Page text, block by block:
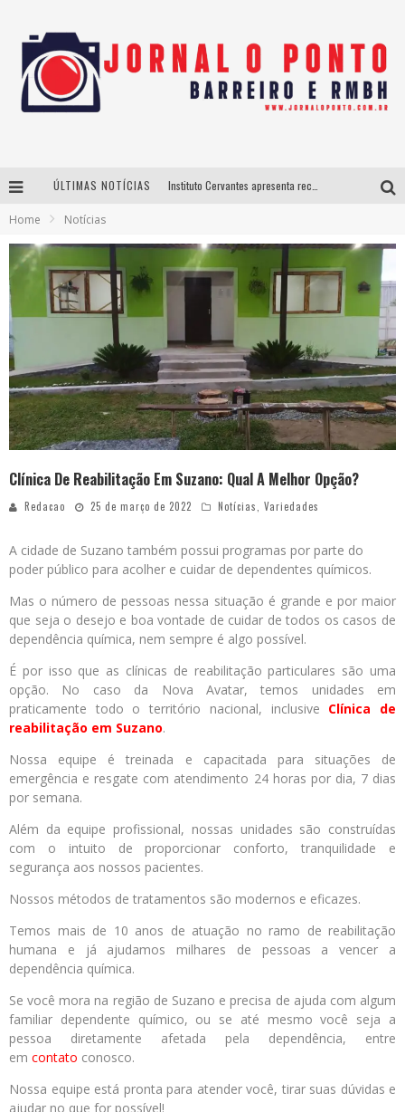
ÚLTIMAS NOTÍCIAS
Home Notícias
Clínica De Reabilitação Em Suzano: Qual A Melhor Opção?
Redacao 25 de março de 2022 Notícias, Variedades
A cidade de Suzano também possui programas por parte do
poder público para acolher e cuidar de dependentes químicos.
Mas o número de pessoas nessa situação é grande e por maior
que seja o desejo e boa vontade de cuidar de todos os casos de
dependência química, nem sempre é algo possível.
É por isso que as clínicas de reabilitação particulares são uma
opção. No caso da Nova Avatar, temos unidades em
praticamente todo o território nacional, inclusive Clínica de
reabilitação em Suzano.
Nossa equipe é treinada e capacitada para situações de
emergência e resgate com atendimento 24 horas por dia, 7 dias
por semana.
Além da equipe profissional, nossas unidades são construídas
com o intuito de proporcionar conforto, tranquilidade e
segurança aos nossos pacientes.
Nossos métodos de tratamentos são modernos e eficazes.
Temos mais de 10 anos de atuação no ramo de reabilitação
humana
e já ajudamos milhares de pessoas a vencer a
dependência química.
Se você mora na região de Suzano e precisa de ajuda com algum
familiar dependente químico, ou se até mesmo você seja a
pessoa diretamente afetada pela dependência, entre
em contato conosco.
Nossa equipe está pronta para atender você, tirar suas dúvidas e
ajudar no que for possível!